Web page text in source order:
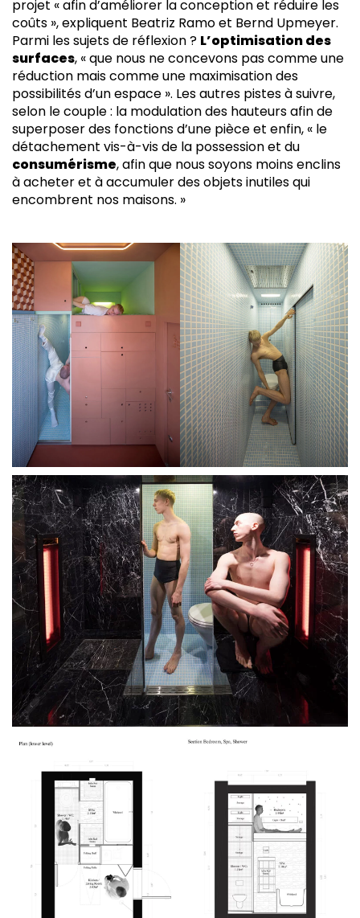
projet « afin d’améliorer la conception et réduire les
coûts », expliquent Beatriz Ramo et Bernd Upmeyer.
Parmi les sujets de réflexion ? L’optimisation des
surfaces, « que nous ne concevons pas comme une
réduction mais comme une maximisation des
possibilités d’un espace ». Les autres pistes à suivre,
selon le couple : la modulation des hauteurs afin de
superposer des fonctions d’une pièce et enfin, « le
détachement vis-à-vis de la possession et du
consumérisme, afin que nous soyons moins enclins
à acheter et à accumuler des objets inutiles qui
encombrent nos maisons. »